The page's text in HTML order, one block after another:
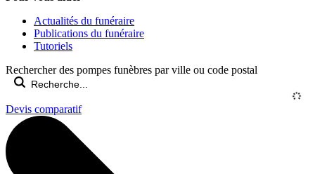
Actualités du funéraire
Publications du funéraire
Tutoriels
Rechercher des pompes funèbres par ville ou code postal
Devis comparatif